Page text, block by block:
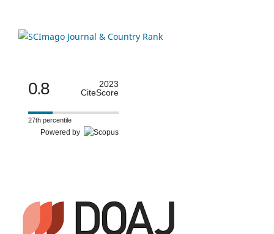
0.8
2023
CiteScore
27th percentile
Powered by